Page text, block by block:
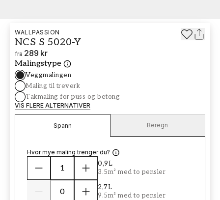
WALLPASSION
NCS S 5020-Y
fra 289 kr
Malingstype
Veggmalingen
Maling til treverk
Takmaling for puss og betong
VIS FLERE ALTERNATIVER
Spann Beregn
Hvor mye maling trenger du?
0,9L
3.5m² med to pensler
2,7L
9.5m² med to pensler